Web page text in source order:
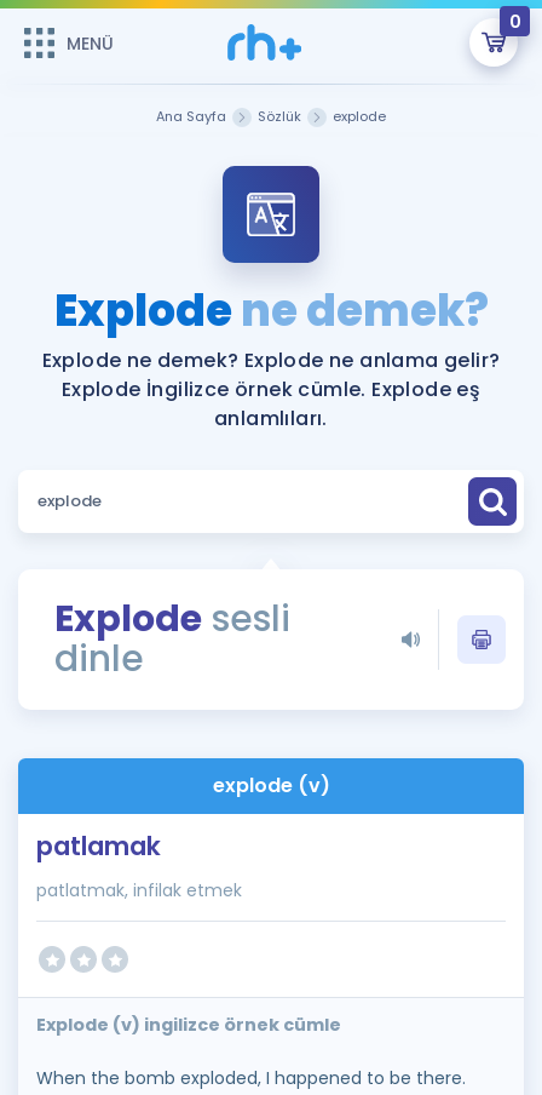
MENÜ
0
ÜYE DEĞİLİM
Sepetin Şu An Boş.
Remzi Hoca ile seni sınava hazırlayacak onlarca eğitim seni
bekliyor!
MENÜ
Katılımcı Görüşleri
Faydalı Araçlar
Sözlük
Rehberlik Aracı
ÖSYM Sınav Takvimi
İngilizce Gramer
Hakkımızda
Ana Sayfa Sözlük explode
Explodene demek?
Explode ne demek? Explode ne anlama gelir?
Explode İngilizce örnek cümle. Explode eş
anlamlıları.
Explode sesli
dinle
explode (v)
patlamak
patlatmak, infilak etmek
Explode (v) ingilizce örnek cümle
When the bomb exploded, I happened to be there.